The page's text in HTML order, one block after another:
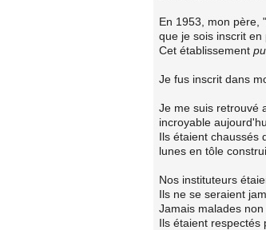
En 1953, mon père,
que je sois inscrit en
Cet établissement
Je fus inscrit dans
Je me suis retrouvé
incroyable
Ils étaient chaussés
lunes en tôle
Nos instituteurs
Ils ne se seraient
Jamais malades
Ils étaient respectés